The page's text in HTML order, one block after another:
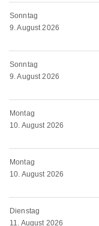
Sonntag
9. August 2026
Sonntag
9. August 2026
Montag
10. August 2026
Montag
10. August 2026
Dienstag
11. August 2026